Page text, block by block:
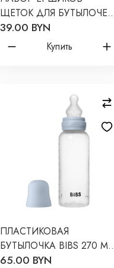
ЩЕТОК ДЛЯ БУТЫЛОЧЕК
И СОСОК EDDA ЦВЕТ:
ЛЕН BCB-01006
39.00 BYN
Купить
ПЛАСТИКОВАЯ
БУТЫЛОЧКА BIBS 270 МЛ
СИЛИКОНОВОЙ СОСКОЙ
65.00 BYN